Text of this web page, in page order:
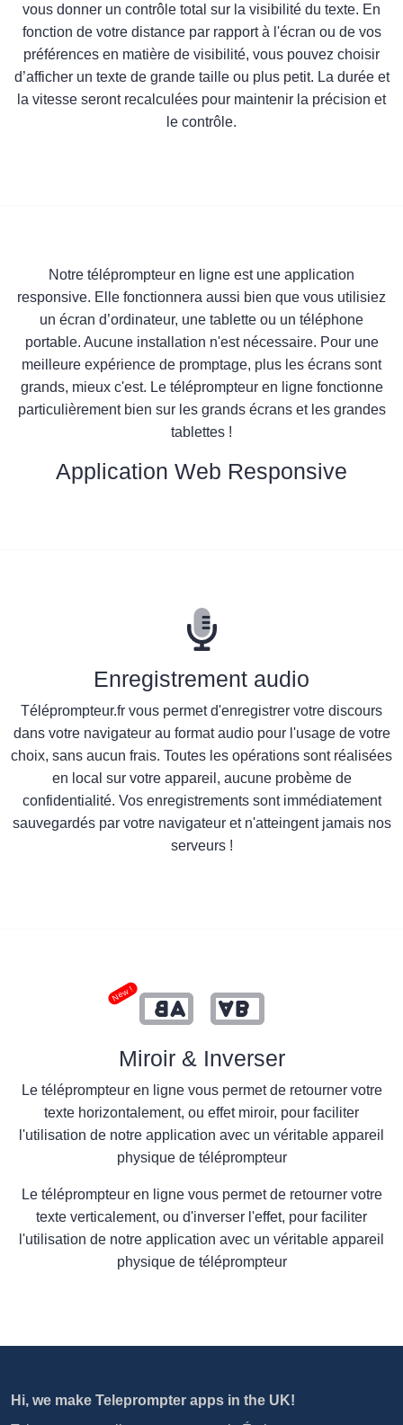
vous donner un contrôle total sur la visibilité du texte. En
fonction de votre distance par rapport à l'écran ou de vos
préférences en matière de visibilité, vous pouvez choisir
d’afficher un texte de grande taille ou plus petit. La durée et
la vitesse seront recalculées pour maintenir la précision et
le contrôle.
Notre téléprompteur en ligne est une application
responsive. Elle fonctionnera aussi bien que vous utilisiez
un écran d’ordinateur, une tablette ou un téléphone
portable. Aucune installation n'est nécessaire. Pour une
meilleure expérience de promptage, plus les écrans sont
grands, mieux c'est. Le téléprompteur en ligne fonctionne
particulièrement bien sur les grands écrans et les grandes
tablettes !
Application Web Responsive
Enregistrement audio
Téléprompteur.fr vous permet d'enregistrer votre discours
dans votre navigateur au format audio pour l'usage de votre
choix, sans aucun frais. Toutes les opérations sont réalisées
en local sur votre appareil, aucune probème de
confidentialité. Vos enregistrements sont immédiatement
sauvegardés par votre navigateur et n'atteingent jamais nos
serveurs !
New !
Miroir & Inverser
Le téléprompteur en ligne vous permet de retourner votre
texte horizontalement, ou effet miroir, pour faciliter
l'utilisation de notre application avec un véritable appareil
physique de téléprompteur
Le téléprompteur en ligne vous permet de retourner votre
texte verticalement, ou d'inverser l'effet, pour faciliter
l'utilisation de notre application avec un véritable appareil
physique de téléprompteur
Hi, we make Teleprompter apps in the UK!